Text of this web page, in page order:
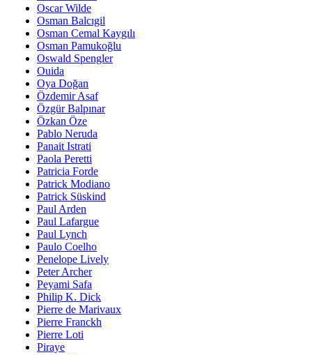
Oscar Wilde
Osman Balcıgil
Osman Cemal Kaygılı
Osman Pamukoğlu
Oswald Spengler
Ouida
Oya Doğan
Özdemir Asaf
Özgür Balpınar
Özkan Öze
Pablo Neruda
Panait Istrati
Paola Peretti
Patricia Forde
Patrick Modiano
Patrick Süskind
Paul Arden
Paul Lafargue
Paul Lynch
Paulo Coelho
Penelope Lively
Peter Archer
Peyami Safa
Philip K. Dick
Pierre de Marivaux
Pierre Franckh
Pierre Loti
Piraye